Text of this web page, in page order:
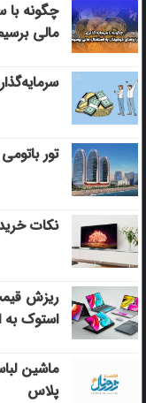
چگونه با
مالی
تور باتومی
نکات خرید
ریزش
استوک به
پلاس